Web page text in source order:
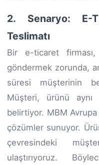
2. Senaryo: E-
Teslimatı
Bir e-ticaret
göndermek zorunda,
süresi müşterinin
Müşteri, ürünü
belirtiyor. MBM Avrupa
çözümler sunuyor.
çevresindeki
ulaştırıyoruz.